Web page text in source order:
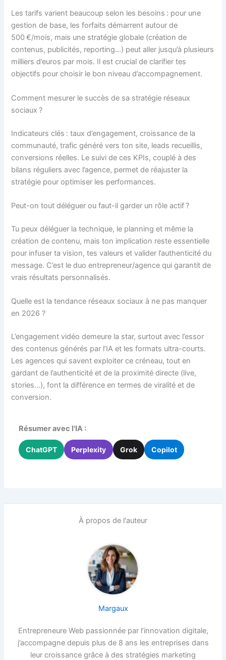
Les tarifs varient beaucoup selon les besoins : pour une
gestion de base, les forfaits démarrent autour de
500 €/mois, mais une stratégie globale (création de
contenus, publicités, reporting…) peut aller jusqu’à plusieurs
milliers d’euros par mois. Il est crucial de clarifier tes
objectifs pour choisir le bon niveau d’accompagnement.
Comment mesurer le succès de sa stratégie réseaux
sociaux ?
Indicateurs clés : taux d’engagement, croissance de la
communauté, trafic généré vers ton site, leads recueillis,
conversions réelles. Le suivi de ces KPIs, couplé à des
bilans réguliers avec l’agence, permet de réajuster la
stratégie pour optimiser les performances.
Peut-on tout déléguer ou faut-il garder un rôle actif ?
Tu peux déléguer la technique, le planning et même la
création de contenu, mais ton implication reste essentielle
pour infuser ta vision, tes valeurs et valider l’authenticité du
message. C’est le duo entrepreneur/agence qui garantit de
vrais résultats personnalisés.
Quelle est la tendance réseaux sociaux à ne pas manquer
en 2026 ?
L’engagement vidéo demeure la star, surtout avec l’essor
des contenus générés par l’IA et les formats ultra-courts.
Les agences qui savent exploiter ce créneau, tout en
gardant de l’authenticité et de la proximité directe (live,
stories…), font la différence en termes de viralité et de
conversion.
Résumer avec l'IA :
ChatGPT Perplexity Grok Copilot
À propos de l'auteur
Margaux
Entrepreneure Web passionnée par l’innovation digitale,
j’accompagne depuis plus de 8 ans les entreprises dans
leur croissance grâce à des stratégies marketing